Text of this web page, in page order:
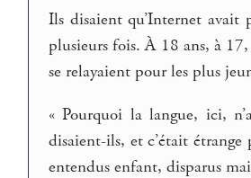
Ils disaient qu’Internet avait
plusieurs fois. À 18 ans, à
se relayaient pour les plus
« Pourquoi la langue, ici,
disaient-ils, et c’était
entendus enfant, disparus